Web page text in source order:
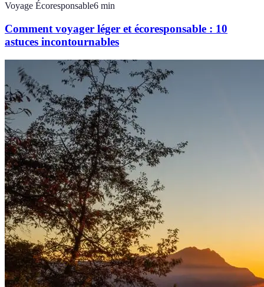
Voyage Écoresponsable6 min
Comment voyager léger et écoresponsable : 10
astuces incontournables